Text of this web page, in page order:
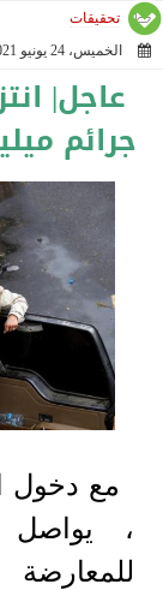
تحقيقات
الخميس، 24 يونيو 2021
عاجل|
جرائم
مع دخول
، يواصل